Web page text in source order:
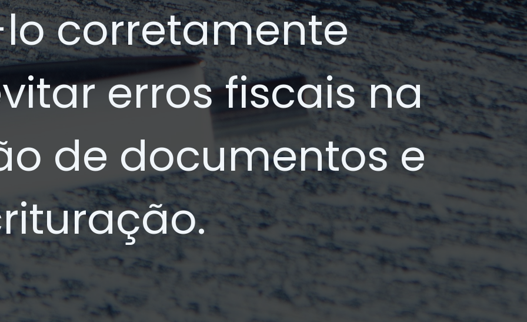
corretamente
erros fiscais na
de documentos e